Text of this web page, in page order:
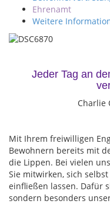
Ehrenamt
Weitere
Jeder Tag an
Charlie
Mit Ihrem freiwilligen
Bewohnern bereits mit
die Lippen. Bei vielen
Sie mitwirken, sich
einfließen lassen. Dafür
sondern besonders